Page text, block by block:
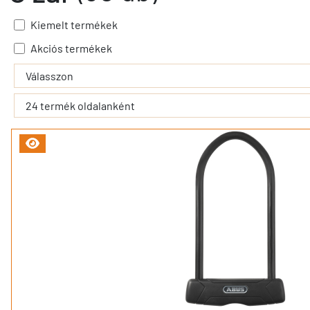
Kiemelt termékek
Akciós termékek
- - filter_submit - -